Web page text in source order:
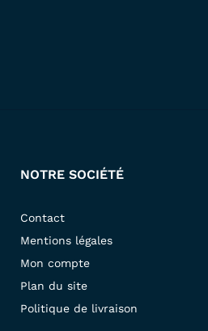
NOTRE SOCIÉTÉ
Contact
Mentions légales
Mon compte
Plan du site
Politique de livraison